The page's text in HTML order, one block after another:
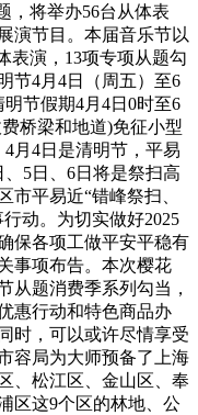
，将举办56台从体表
演节目。本届音乐节以
表演，13项专项从题勾
节4月4日（周五）至6
节假期4月4日0时至6
桥梁和地道)免征小型
月4日是清明节，平易
5日、6日将是祭扫高
市平易近“错峰祭扫、
动。为切实做好2025
保各项工做平安平稳有
事项布告。本次樱花
从题消费季系列勾当，
惠行动和特色商品办
时，可以或许尽情享受
容局为大师预备了上海
、松江区、金山区、奉
区这9个区的林地、公